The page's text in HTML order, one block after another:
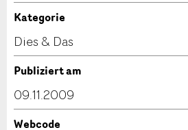
Anzeige unvollständig
Kontakt
Verfassen Sie eine Nachricht für
Kategorie
Dies & Das
Publiziert am
09.11.2009
Webcode